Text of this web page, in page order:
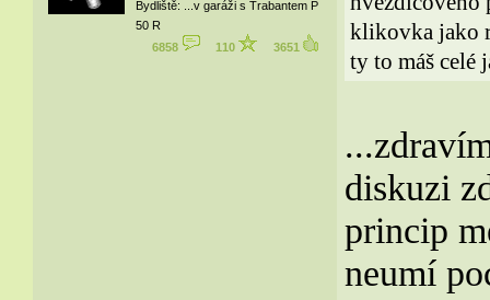
Bydliště: ...v garáži s Trabantem P
50 R
6858
110 3651
klikovka jako
ty to máš celé
diskuzi
princip
neumí